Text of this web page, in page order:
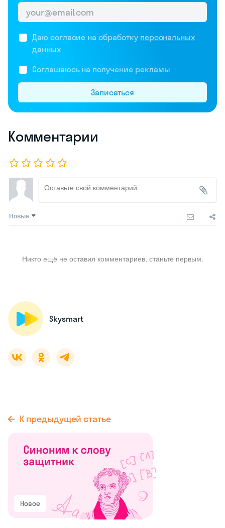
Даю согласие на обработку персональных
данных
Соглашаюсь на получение рекламы
Записаться
Комментарии
Новые
Никто ещё не оставил комментариев, станьте первым.
Skysmart
К предыдущей статье
Новое